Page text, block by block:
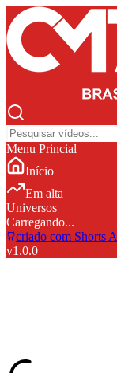
Menu Princial
Início
Em alta
Universos
Carregando...
criado com Shorts
v1.0.0